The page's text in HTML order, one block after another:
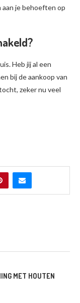
je behoeften op
Heb jij al een
bij de aankoop van
zeker nu veel
MET HOUTEN